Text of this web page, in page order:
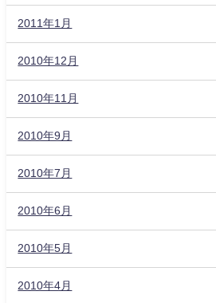
2011年1月
2010年12月
2010年11月
2010年9月
2010年7月
2010年6月
2010年5月
2010年4月